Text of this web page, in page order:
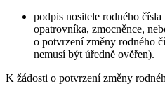
podpis nositele rodného
opatrovníka, zmocněnce,
o potvrzení změny rodného
nemusí být úředně ověřen).
K žádosti o potvrzení změny